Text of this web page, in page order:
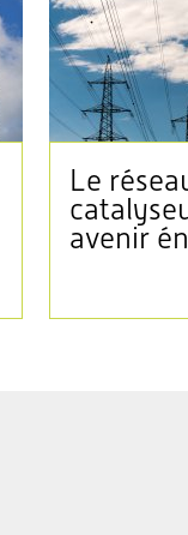
Le
avenir